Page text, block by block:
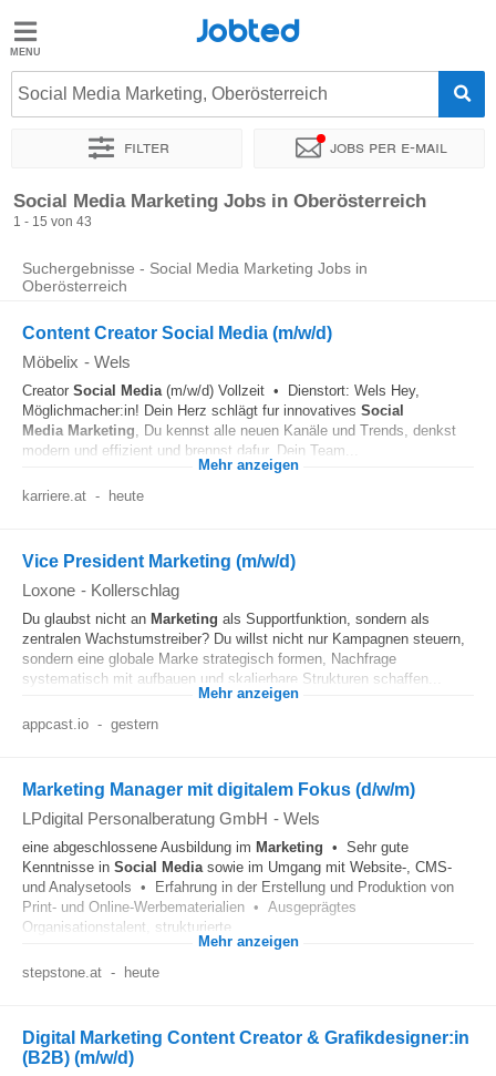
Jobted
Jobs
Jobted
Social Media Marketing, Oberösterreich
Filter Jobs per e-mail
Sortieren nach Unternehmen Vertragsart Zeitintensität
Social Media Marketing Jobs in Oberösterreich
1 - 15 von 43
Suchergebnisse - Social Media Marketing Jobs in
Oberösterreich
Content Creator Social Media (m/w/d)
Möbelix - Wels
Creator Social Media(m/w/d) Vollzeit • Dienstort: Wels Hey,
Möglichmacher:in! Dein Herz schlägt fur innovatives Social
Media Marketing, Du kennst alle neuen Kanäle und Trends, denkst
modern und effizient und brennst dafur, Dein Team...
Mehr anzeigen
karriere.at - heute
Vice President Marketing (m/w/d)
Loxone - Kollerschlag
Du glaubst nicht an Marketing als Supportfunktion, sondern als
zentralen Wachstumstreiber? Du willst nicht nur Kampagnen steuern,
sondern eine globale Marke strategisch formen, Nachfrage
systematisch mit aufbauen und skalierbare Strukturen schaffen...
Mehr anzeigen
appcast.io - gestern
Marketing Manager mit digitalem Fokus (d/w/m)
LPdigital Personalberatung GmbH - Wels
eine abgeschlossene Ausbildung im Marketing • Sehr gute
Kenntnisse in Social Mediasowie im Umgang mit Website-, CMS-
und Analysetools • Erfahrung in der Erstellung und Produktion von
Print- und Online-Werbematerialien • Ausgeprägtes
Organisationstalent, strukturierte...
Mehr anzeigen
stepstone.at - heute
Digital Marketing Content Creator & Grafikdesigner:in
(B2B) (m/w/d)